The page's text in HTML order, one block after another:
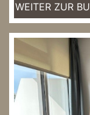
WEITER ZUR